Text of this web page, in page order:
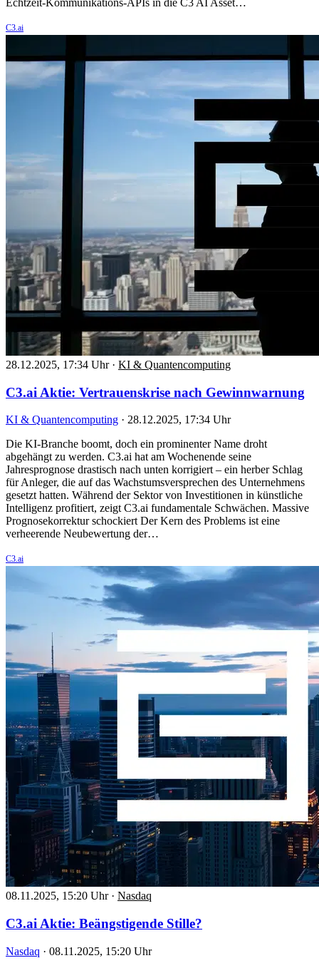
Echtzeit-Kommunikations-APIs in die C3 AI Asset…
C3.ai
28.12.2025, 17:34 Uhr · KI & Quantencomputing
C3.ai Aktie: Vertrauenskrise nach Gewinnwarnung
KI & Quantencomputing · 28.12.2025, 17:34 Uhr
Die KI-Branche boomt, doch ein prominenter Name droht
abgehängt zu werden. C3.ai hat am Wochenende seine
Jahresprognose drastisch nach unten korrigiert – ein herber Schlag
für Anleger, die auf das Wachstumsversprechen des Unternehmens
gesetzt hatten. Während der Sektor von Investitionen in künstliche
Intelligenz profitiert, zeigt C3.ai fundamentale Schwächen. Massive
Prognosekorrektur schockiert Der Kern des Problems ist eine
verheerende Neubewertung der…
C3.ai
08.11.2025, 15:20 Uhr · Nasdaq
C3.ai Aktie: Beängstigende Stille?
Nasdaq · 08.11.2025, 15:20 Uhr